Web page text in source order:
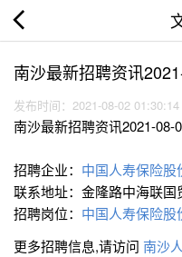
南沙最新招聘资讯
发布时间：2021-08-02 01:30:14
南沙最新招聘资讯2021-08-
招聘企业： 中国人寿保险股
联系地址：金隆路中海联国
招聘岗位： 中国人寿保险
更多招聘信息,请访问 南沙